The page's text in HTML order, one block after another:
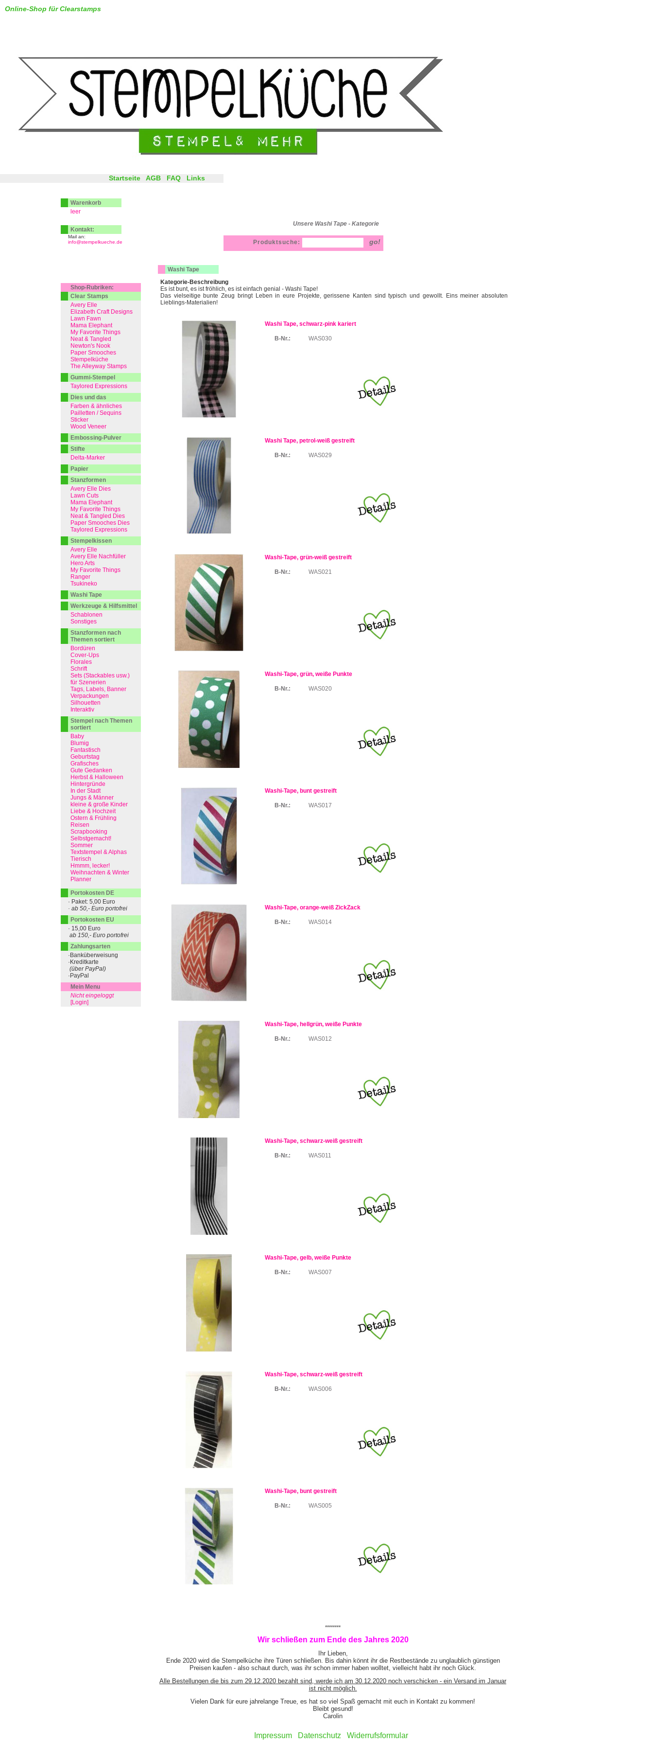
Unsere Washi Tape - Kategorie
Online-Shop für Clearstamps
Washi Tape
Kategorie-Beschreibung
Es ist bunt, es ist fröhlich, es ist einfach genial - Washi Tape!
Das vielseitige bunte Zeug bringt Leben in eure Projekte, gerissene Kanten sind typisch und gewollt. Eins meiner absoluten
Lieblings-Materialien!
Washi Tape, schwarz-pink kariert
B-Nr.: WAS030
Washi Tape, petrol-weiß gestreift
B-Nr.: WAS029
Washi-Tape, grün-weiß gestreift
B-Nr.: WAS021
Washi-Tape, grün, weiße Punkte
B-Nr.: WAS020
Washi-Tape, bunt gestreift
B-Nr.: WAS017
Washi-Tape, orange-weiß ZickZack
B-Nr.: WAS014
Washi-Tape, hellgrün, weiße Punkte
B-Nr.: WAS012
Washi-Tape, schwarz-weiß gestreift
B-Nr.: WAS011
Washi-Tape, gelb, weiße Punkte
B-Nr.: WAS007
Washi-Tape, schwarz-weiß gestreift
B-Nr.: WAS006
Washi-Tape, bunt gestreift
B-Nr.: WAS005
********
Wir schließen zum Ende des Jahres 2020
Ihr Lieben,
Ende 2020 wird die Stempelküche ihre Türen schließen. Bis dahin könnt ihr die Restbestände zu unglaublich günstigen
Preisen kaufen - also schaut durch, was ihr schon immer haben wolltet, vielleicht habt ihr noch Glück.
Alle Bestellungen die bis zum 29.12.2020 bezahlt sind, werde ich am 30.12.2020 noch verschicken - ein Versand im Januar
ist nicht möglich.
Vielen Dank für eure jahrelange Treue, es hat so viel Spaß gemacht mit euch in Kontakt zu kommen!
Bleibt gesund!
Carolin
Impressum Datenschutz Widerrufsformular
Startseite AGB FAQ Links
Produktsuche:
Warenkorb
leer
Kontakt:
Mail an:
info@stempelkueche.de
Shop-Rubriken:
Clear Stamps
Avery Elle
Elizabeth Craft Designs
Lawn Fawn
Mama Elephant
My Favorite Things
Neat & Tangled
Newton's Nook
Paper Smooches
Stempelküche
The Alleyway Stamps
Gummi-Stempel
Taylored Expressions
Dies und das
Farben & ähnliches
Pailletten / Sequins
Sticker
Wood Veneer
Embossing-Pulver
Stifte
Delta-Marker
Papier
Stanzformen
Avery Elle Dies
Lawn Cuts
Mama Elephant
My Favorite Things
Neat & Tangled Dies
Paper Smooches Dies
Taylored Expressions
Stempelkissen
Avery Elle
Avery Elle Nachfüller
Hero Arts
My Favorite Things
Ranger
Tsukineko
Washi Tape
Werkzeuge & Hilfsmittel
Schablonen
Sonstiges
Stanzformen nach
Themen sortiert
Bordüren
Cover-Ups
Florales
Schrift
Sets (Stackables usw.)
für Szenerien
Tags, Labels, Banner
Verpackungen
Silhouetten
Interaktiv
Stempel nach Themen
sortiert
Baby
Blumig
Fantastisch
Geburtstag
Grafisches
Gute Gedanken
Herbst & Halloween
Hintergründe
In der Stadt
Jungs & Männer
kleine & große Kinder
Liebe & Hochzeit
Ostern & Frühling
Reisen
Scrapbooking
Selbstgemacht!
Sommer
Textstempel & Alphas
Tierisch
Hmmm, lecker!
Weihnachten & Winter
Planner
Portokosten DE
· Paket: 5,00 Euro
· ab 50,- Euro portofrei
Portokosten EU
· 15,00 Euro
ab 150,- Euro portofrei
Zahlungsarten
·Banküberweisung
·Kreditkarte
(über PayPal)
·PayPal
Mein Menu
Nicht eingeloggt
[Login]